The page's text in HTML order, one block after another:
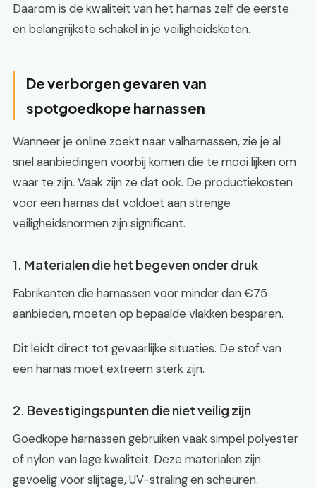
Daarom is de kwaliteit van het harnas zelf de eerste
en belangrijkste schakel in je veiligheidsketen.
De verborgen gevaren van
spotgoedkope harnassen
Wanneer je online zoekt naar valharnassen, zie je al
snel aanbiedingen voorbij komen die te mooi lijken om
waar te zijn. Vaak zijn ze dat ook. De productiekosten
voor een harnas dat voldoet aan strenge
veiligheidsnormen zijn significant.
1. Materialen die het begeven onder druk
Fabrikanten die harnassen voor minder dan €75
aanbieden, moeten op bepaalde vlakken besparen.
Dit leidt direct tot gevaarlijke situaties. De stof van
een harnas moet extreem sterk zijn.
2. Bevestigingspunten die niet veilig zijn
Goedkope harnassen gebruiken vaak simpel polyester
of nylon van lage kwaliteit. Deze materialen zijn
gevoelig voor slijtage, UV-straling en scheuren.